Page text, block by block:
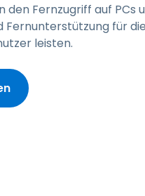
den Fernzugriff auf PCs
Fernunterstützung für
leisten.